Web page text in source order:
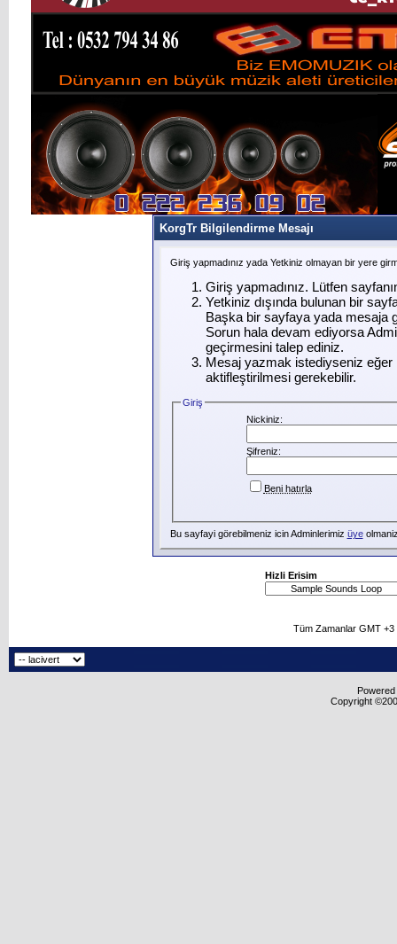
KorgTr Bilgilendirme Mesajı
Giriş yapmadınız yada Yetkiniz olmayan bir yere
Giriş yapmadınız. Lütfen
Yetkiniz dışında bulunan bir
Başka bir sayfaya yada mesaja
Sorun hala devam ediyorsa
geçirmesini talep ediniz.
Mesaj yazmak istediyseniz eğer
aktifleştirilmesi gerekebilir.
Giriş
Nickiniz:
Şifreniz:
Beni hatırla
Bu sayfayi görebilmeniz icin Adminlerimiz üye
Hizli Erisim
Tüm Zamanlar GMT
Copyright